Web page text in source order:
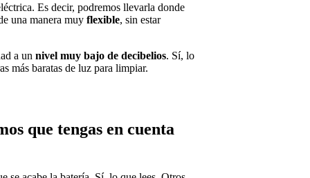
Es decir, podremos llevarla donde
una manera muy flexible, sin estar
a un nivel muy bajo de decibelios. Sí, lo
más baratas de luz para limpiar.
que tengas en cuenta